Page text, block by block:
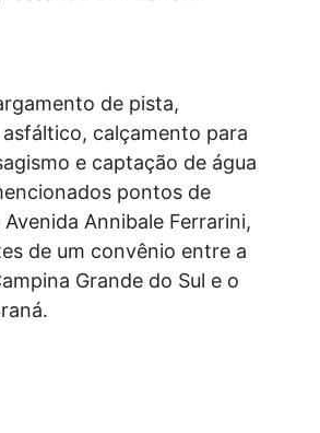
de pista,
calçamento para
e captação de água
pontos de
Annibale Ferrarini,
de um convênio entre a
Grande do Sul e o